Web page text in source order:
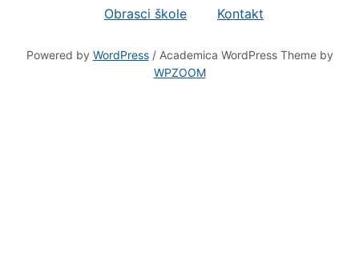
Obrasci škole Kontakt
Powered by WordPress/ Academica WordPress Theme by
WPZOOM